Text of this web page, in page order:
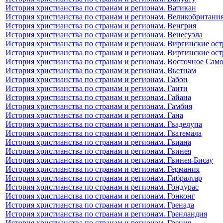
История христианства по странам и регионам. Ватикан
История христианства по странам и регионам.
История христианства по странам и регионам. Венгрия
История христианства по странам и регионам. Венесуэла
История христианства по странам и регионам. Виргинские
История христианства по странам и регионам. Виргинские
История христианства по странам и регионам. Восточное
История христианства по странам и регионам. Вьетнам
История христианства по странам и регионам. Габон
История христианства по странам и регионам. Гаити
История христианства по странам и регионам. Гайана
История христианства по странам и регионам. Гамбия
История христианства по странам и регионам. Гана
История христианства по странам и регионам. Гваделупа
История христианства по странам и регионам. Гватемала
История христианства по странам и регионам. Гвиана
История христианства по странам и регионам. Гвинея
История христианства по странам и регионам. Гвинея-Бисау
История христианства по странам и регионам. Германия
История христианства по странам и регионам. Гибралтар
История христианства по странам и регионам. Гондурас
История христианства по странам и регионам. Гонконг
История христианства по странам и регионам. Гренада
История христианства по странам и регионам. Гренландия